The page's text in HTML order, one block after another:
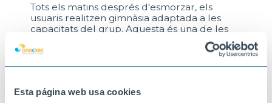
Esta página web usa cookies
Tots els matins després d'esmorzar, els
usuaris realitzen gimnàsia adaptada a les
capacitats del grup. Aquesta és una de les
activitats en les que mostren més implicació,
ja que ajuda a millorar o mantenir la força i
21-10-2021